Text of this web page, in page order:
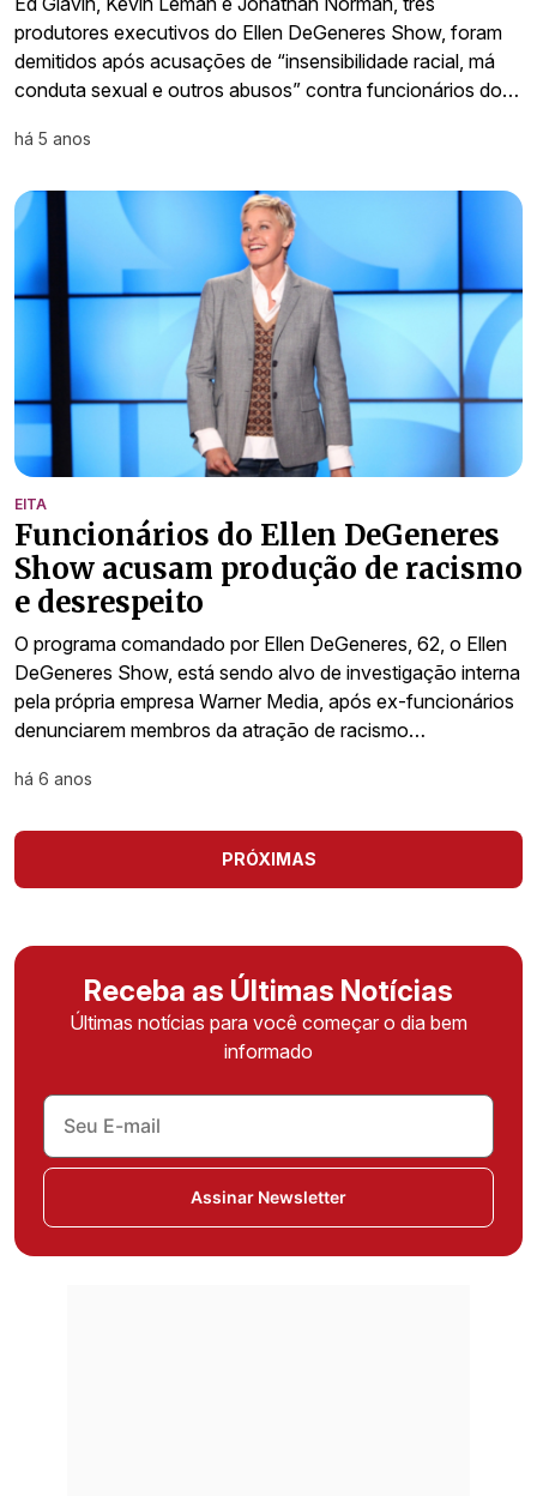
produtores executivos do Ellen DeGeneres Show, foram
demitidos após acusações de “insensibilidade racial, má
conduta sexual e outros abusos” contra funcionários do…
há 5 anos
EITA
Funcionários do Ellen DeGeneres
Show acusam produção de racismo
e desrespeito
O programa comandado por Ellen DeGeneres, 62, o Ellen
DeGeneres Show, está sendo alvo de investigação interna
pela própria empresa Warner Media, após ex-funcionários
denunciarem membros da atração de racismo…
há 6 anos
PRÓXIMAS
Receba as Últimas Notícias
Últimas notícias para você começar o dia bem
informado
Assinar Newsletter